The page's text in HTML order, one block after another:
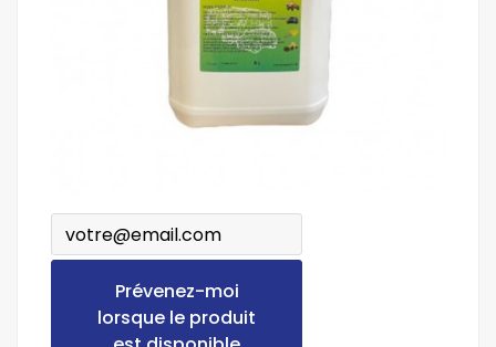
Prévenez-moi
lorsque le produit